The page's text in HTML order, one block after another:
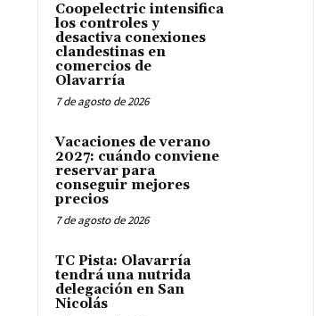
Coopelectric intensifica
los controles y
desactiva conexiones
clandestinas en
comercios de
Olavarría
7 de agosto de 2026
Vacaciones de verano
2027: cuándo conviene
reservar para
conseguir mejores
precios
7 de agosto de 2026
TC Pista: Olavarría
tendrá una nutrida
delegación en San
Nicolás